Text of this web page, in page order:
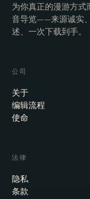
为你真正的漫游方式
音导览——来源诚实
述、一次下载到手。
公司
关于
编辑流程
使命
法律
隐私
条款